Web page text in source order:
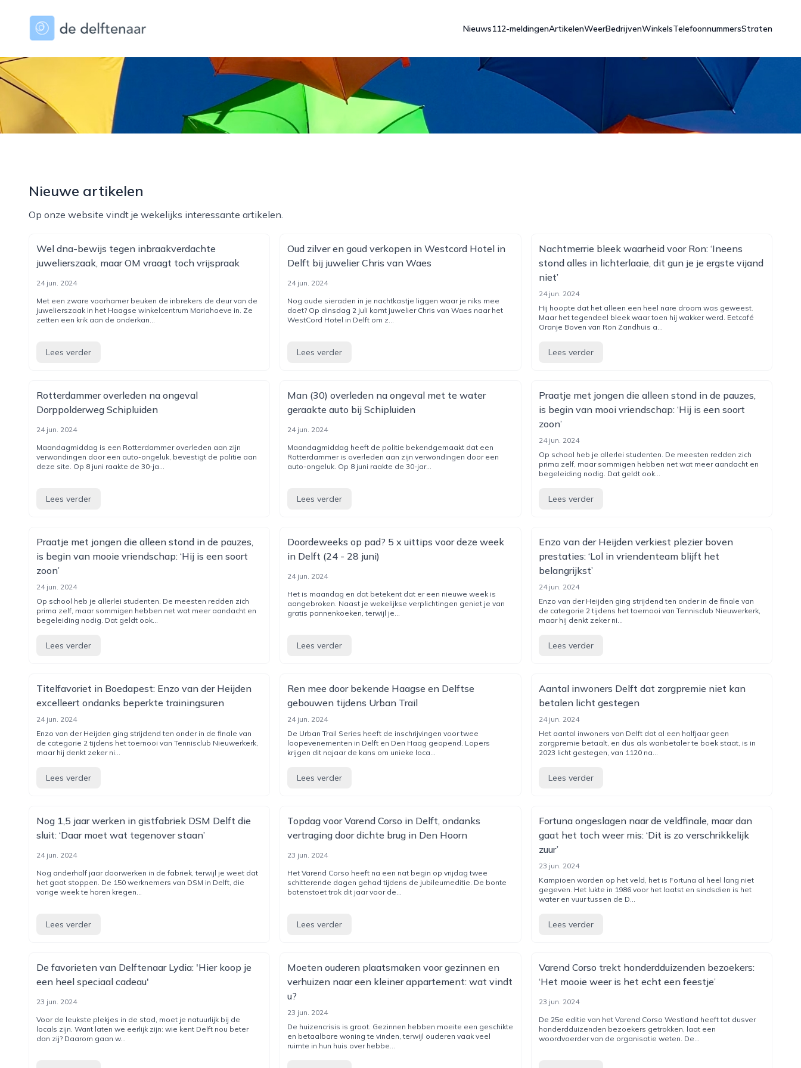
dedelftenaar.nl
Nieuws112-meldingenArtikelenWeerBedrijvenWinkelsTelefoonnummersStraten
Nieuwe artikelen
Op onze website vindt je wekelijks interessante artikelen.
Wel dna-bewijs tegen inbraakverdachte
juwelierszaak, maar OM vraagt toch vrijspraak
24 jun. 2024
Met een zware voorhamer beuken de inbrekers de deur van de
juwelierszaak in het Haagse winkelcentrum Mariahoeve in. Ze
zetten een krik aan de onderkan...
Lees verder
Oud zilver en goud verkopen in Westcord Hotel in
Delft bij juwelier Chris van Waes
24 jun. 2024
Nog oude sieraden in je nachtkastje liggen waar je niks mee
doet? Op dinsdag 2 juli komt juwelier Chris van Waes naar het
WestCord Hotel in Delft om z...
Lees verder
Nachtmerrie bleek waarheid voor Ron: ‘Ineens
stond alles in lichterlaaie, dit gun je je ergste vijand
niet’
24 jun. 2024
Hij hoopte dat het alleen een heel nare droom was geweest.
Maar het tegendeel bleek waar toen hij wakker werd. Eetcafé
Oranje Boven van Ron Zandhuis a...
Lees verder
Rotterdammer overleden na ongeval
Dorppolderweg Schipluiden
24 jun. 2024
Maandagmiddag is een Rotterdammer overleden aan zijn
verwondingen door een auto-ongeluk, bevestigt de politie aan
deze site. Op 8 juni raakte de 30-ja...
Lees verder
Man (30) overleden na ongeval met te water
geraakte auto bij Schipluiden
24 jun. 2024
Maandagmiddag heeft de politie bekendgemaakt dat een
Rotterdammer is overleden aan zijn verwondingen door een
auto-ongeluk. Op 8 juni raakte de 30-jar...
Lees verder
Praatje met jongen die alleen stond in de pauzes,
is begin van mooi vriendschap: ‘Hij is een soort
zoon’
24 jun. 2024
Op school heb je allerlei studenten. De meesten redden zich
prima zelf, maar sommigen hebben net wat meer aandacht en
begeleiding nodig. Dat geldt ook...
Lees verder
Praatje met jongen die alleen stond in de pauzes,
is begin van mooie vriendschap: ‘Hij is een soort
zoon’
24 jun. 2024
Op school heb je allerlei studenten. De meesten redden zich
prima zelf, maar sommigen hebben net wat meer aandacht en
begeleiding nodig. Dat geldt ook...
Lees verder
Doordeweeks op pad? 5 x uittips voor deze week
in Delft (24 - 28 juni)
24 jun. 2024
Het is maandag en dat betekent dat er een nieuwe week is
aangebroken. Naast je wekelijkse verplichtingen geniet je van
gratis pannenkoeken, terwijl je...
Lees verder
Enzo van der Heijden verkiest plezier boven
prestaties: ‘Lol in vriendenteam blijft het
belangrijkst’
24 jun. 2024
Enzo van der Heijden ging strijdend ten onder in de finale van
de categorie 2 tijdens het toernooi van Tennisclub Nieuwerkerk,
maar hij denkt zeker ni...
Lees verder
Titelfavoriet in Boedapest: Enzo van der Heijden
excelleert ondanks beperkte trainingsuren
24 jun. 2024
Enzo van der Heijden ging strijdend ten onder in de finale van
de categorie 2 tijdens het toernooi van Tennisclub Nieuwerkerk,
maar hij denkt zeker ni...
Lees verder
Ren mee door bekende Haagse en Delftse
gebouwen tijdens Urban Trail
24 jun. 2024
De Urban Trail Series heeft de inschrijvingen voor twee
loopevenementen in Delft en Den Haag geopend. Lopers
krijgen dit najaar de kans om unieke loca...
Lees verder
Aantal inwoners Delft dat zorgpremie niet kan
betalen licht gestegen
24 jun. 2024
Het aantal inwoners van Delft dat al een halfjaar geen
zorgpremie betaalt, en dus als wanbetaler te boek staat, is in
2023 licht gestegen, van 1120 na...
Lees verder
Nog 1,5 jaar werken in gistfabriek DSM Delft die
sluit: ‘Daar moet wat tegenover staan’
24 jun. 2024
Nog anderhalf jaar doorwerken in de fabriek, terwijl je weet dat
het gaat stoppen. De 150 werknemers van DSM in Delft, die
vorige week te horen kregen...
Lees verder
Topdag voor Varend Corso in Delft, ondanks
vertraging door dichte brug in Den Hoorn
23 jun. 2024
Het Varend Corso heeft na een nat begin op vrijdag twee
schitterende dagen gehad tijdens de jubileumeditie. De bonte
botenstoet trok dit jaar voor de...
Lees verder
Fortuna ongeslagen naar de veldfinale, maar dan
gaat het toch weer mis: ‘Dit is zo verschrikkelijk
zuur’
23 jun. 2024
Kampioen worden op het veld, het is Fortuna al heel lang niet
gegeven. Het lukte in 1986 voor het laatst en sindsdien is het
water en vuur tussen de D...
Lees verder
De favorieten van Delftenaar Lydia: 'Hier koop je
een heel speciaal cadeau'
23 jun. 2024
Voor de leukste plekjes in de stad, moet je natuurlijk bij de
locals zijn. Want laten we eerlijk zijn: wie kent Delft nou beter
dan zij? Daarom gaan w...
Moeten ouderen plaatsmaken voor gezinnen en
verhuizen naar een kleiner appartement: wat vindt
u?
23 jun. 2024
De huizencrisis is groot. Gezinnen hebben moeite een geschikte
en betaalbare woning te vinden, terwijl ouderen vaak veel
ruimte in hun huis over hebbe...
Varend Corso trekt honderdduizenden bezoekers:
‘Het mooie weer is het echt een feestje’
23 jun. 2024
De 25e editie van het Varend Corso Westland heeft tot dusver
honderdduizenden bezoekers getrokken, laat een
woordvoerder van de organisatie weten. De...